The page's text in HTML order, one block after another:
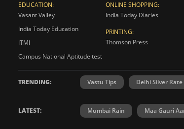
EDUCATION:
Vasant Valley
India Today Education
ITMI
Campus National Aptitude test
ONLINE SHOPPING:
India Today Diaries
PRINTING:
Thomson Press
TRENDING: Vastu Tips Delhi Silver Rate
LATEST: Mumbai Rain Maa Gauri